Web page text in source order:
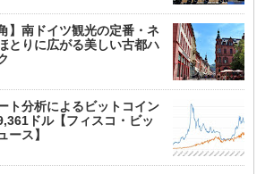
】南ドイツ観光の定番・ネ
とりに広がる美しい古都ハ
ト分析によるビットコイン
ドル【フィスコ・ビッ
ース】